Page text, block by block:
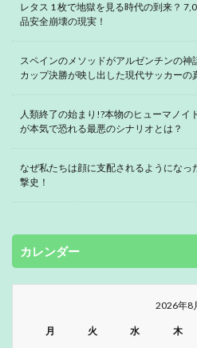
レタス 1 枚で地獄を見る時代の到来？
品安全崩壊の現実！
スペインのメソッドがアルゼンチンの
カップ決勝が映し出した現代サッカーの
人類終了の始まり!?本物のヒューマノイ
が本気で恐れる最悪のシナリオとは？
なぜ私たちは顔に支配されるようになっ
撃史！
カレンダー
2026年8
月 火 水 木